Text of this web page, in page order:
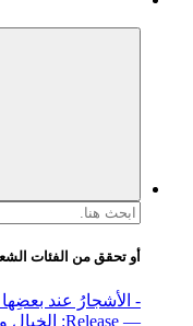
البحث
أو تحقق من الفئات
- الأشجارُ عند
— Release
: الخيال